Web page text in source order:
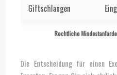
Rechtliche
Giftschlangen
Die Entscheidung für einen